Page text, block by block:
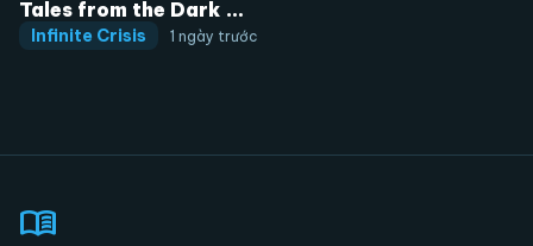
Tales from the Dark Multiverse
Infinite Crisis 1 ngày trước
menu_book